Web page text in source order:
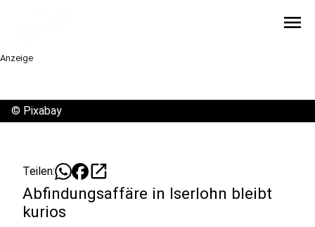
menu
Anzeige
© Pixabay
Teilen: open_in_new
Abfindungsaffäre in Iserlohn bleibt
kurios